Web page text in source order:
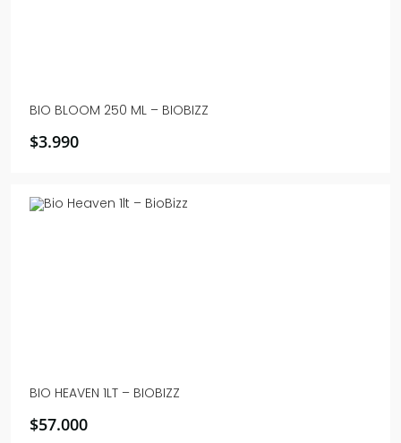
BIO BLOOM 250 ML – BIOBIZZ
$3.990
BIO HEAVEN 1LT – BIOBIZZ
$57.000